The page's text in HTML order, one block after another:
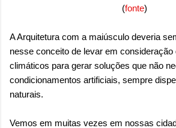
(fonte)
A Arquitetura com a maiúsculo deveria
nesse conceito de levar em consideração
climáticos para gerar soluções que não
condicionamentos artificiais, sempre
naturais.
Vemos em muitas vezes em nossas